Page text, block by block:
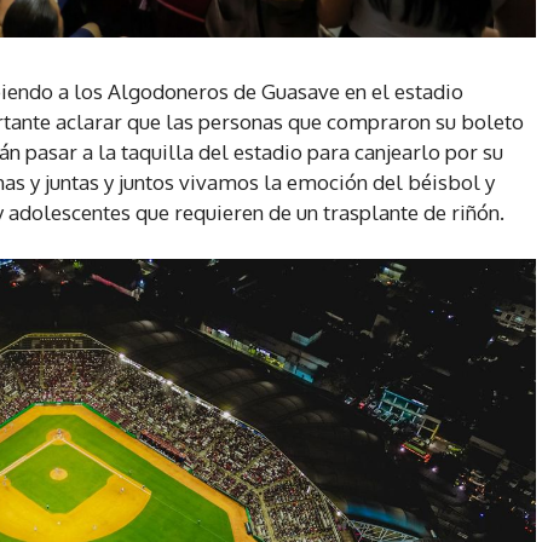
a los Algodoneros de Guasave en el estadio
aclarar que las personas que compraron su boleto
pasar a la taquilla del estadio para canjearlo por su
y juntas y juntos vivamos la emoción del béisbol y
que requieren de un trasplante de riñón.